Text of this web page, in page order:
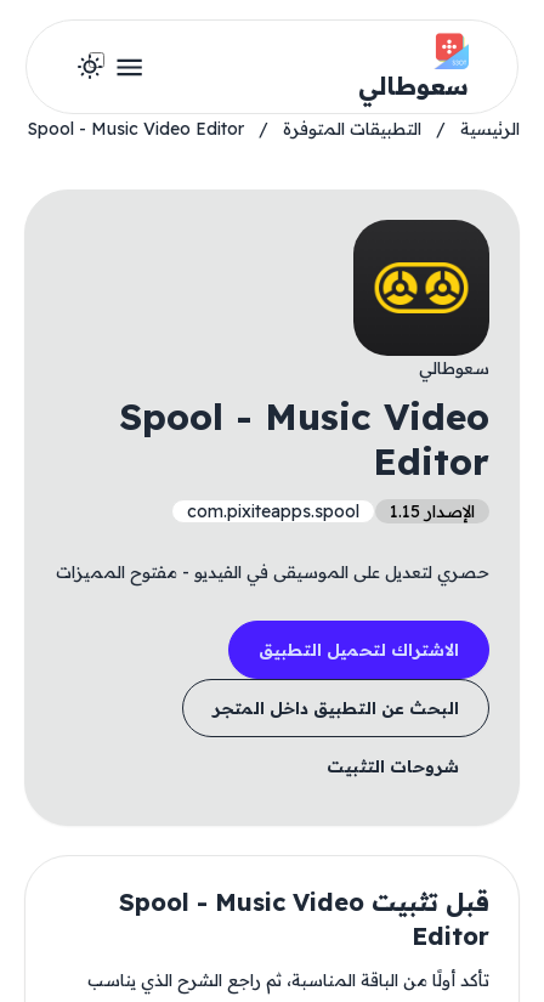
سعوطالي
الرئيسية / التطبيقات المتوفرة /
Spool - Music Video Editor
سعوطالي
Spool - Music Video
Editor
الإصدار 1.15 com.pixiteapps.spool
حصري لتعديل على الموسيقى في الفيديو - مفتوح المميزات
الاشتراك لتحميل التطبيق
البحث عن التطبيق داخل المتجر
شروحات التثبيت
قبل تثبيت Spool - Music Video
Editor
تأكد أولًا من الباقة المناسبة، ثم راجع الشرح الذي يناسب